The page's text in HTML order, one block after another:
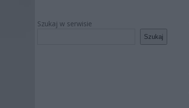
Szukaj w serwisie
Szukaj